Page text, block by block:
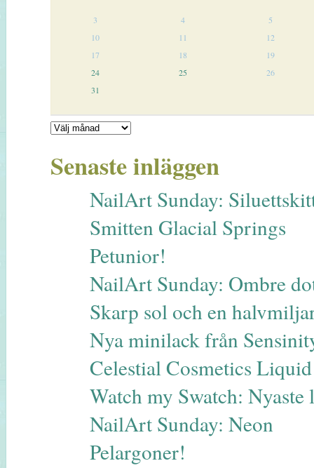
3 4
5
10
11
12
17
18
19
24
25
26
31
Senaste inläggen
NailArt Sunday:
Smitten Glacial Springs
Petunior!
NailArt Sunday: Ombre
Skarp sol och en
Nya minilack från
Celestial Cosmetics
Watch my Swatch: Nyaste
NailArt Sunday: Neon
Pelargoner!